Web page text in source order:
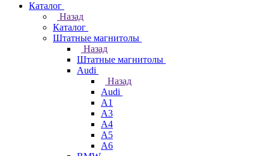
Каталог
Назад
Каталог
Штатные магнитолы
Назад
Штатные магнитолы
Audi
Назад
Audi
A1
A3
A4
A5
A6